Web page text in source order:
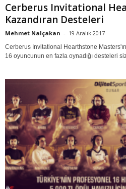
Cerberus Invitational
Kazandıran Desteleri
Mehmet Nalçakan - 19 Aralık 2017
Cerberus Invitational Hearthstone
16 oyuncunun en fazla oynadığı desteleri